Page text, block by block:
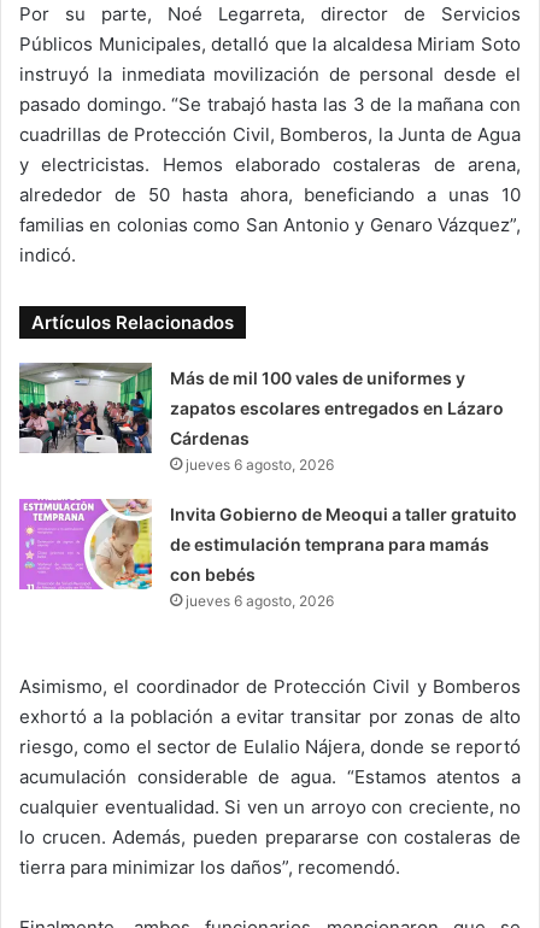
Por su parte, Noé Legarreta, director de Servicios
Públicos Municipales, detalló que la alcaldesa Miriam Soto
instruyó la inmediata movilización de personal desde el
pasado domingo. “Se trabajó hasta las 3 de la mañana con
cuadrillas de Protección Civil, Bomberos, la Junta de Agua
y electricistas. Hemos elaborado costaleras de arena,
alrededor de 50 hasta ahora, beneficiando a unas 10
familias en colonias como San Antonio y Genaro Vázquez”,
indicó.
Artículos Relacionados
Más de mil 100 vales de uniformes y
zapatos escolares entregados en Lázaro
Cárdenas
jueves 6 agosto, 2026
Invita Gobierno de Meoqui a taller gratuito
de estimulación temprana para mamás
con bebés
jueves 6 agosto, 2026
Asimismo, el coordinador de Protección Civil y Bomberos
exhortó a la población a evitar transitar por zonas de alto
riesgo, como el sector de Eulalio Nájera, donde se reportó
acumulación considerable de agua. “Estamos atentos a
cualquier eventualidad. Si ven un arroyo con creciente, no
lo crucen. Además, pueden prepararse con costaleras de
tierra para minimizar los daños”, recomendó.